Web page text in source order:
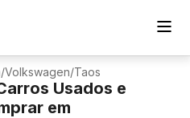
/Volkswagen/Taos
Usados e
em